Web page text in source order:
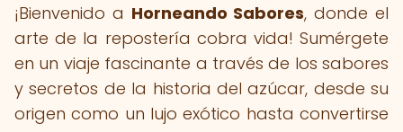
¡Bienvenido a Horneando Sabores, donde el
arte de la repostería cobra vida! Sumérgete
en un viaje fascinante a través de los sabores
y secretos de la historia del azúcar, desde su
origen como un lujo exótico hasta convertirse